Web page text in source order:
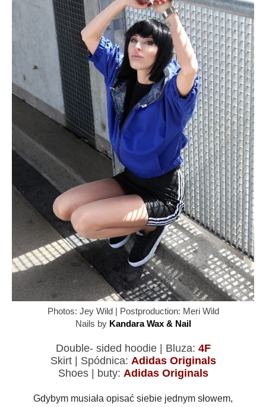
Photos: Jey Wild | Postproduction: Meri Wild
Nails by Kandara Wax & Nail
Double- sided hoodie | Bluza: 4F
Skirt | Spódnica: Adidas Originals
Shoes | buty: Adidas Originals
Gdybym musiała opisać siebie jednym słowem,